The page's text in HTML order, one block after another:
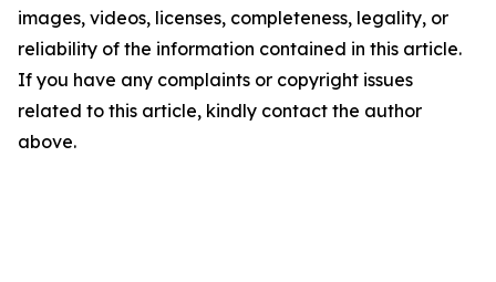
images, videos, licenses, completeness, legality, or
reliability of the information contained in this article.
If you have any complaints or copyright issues
related to this article, kindly contact the author
above.